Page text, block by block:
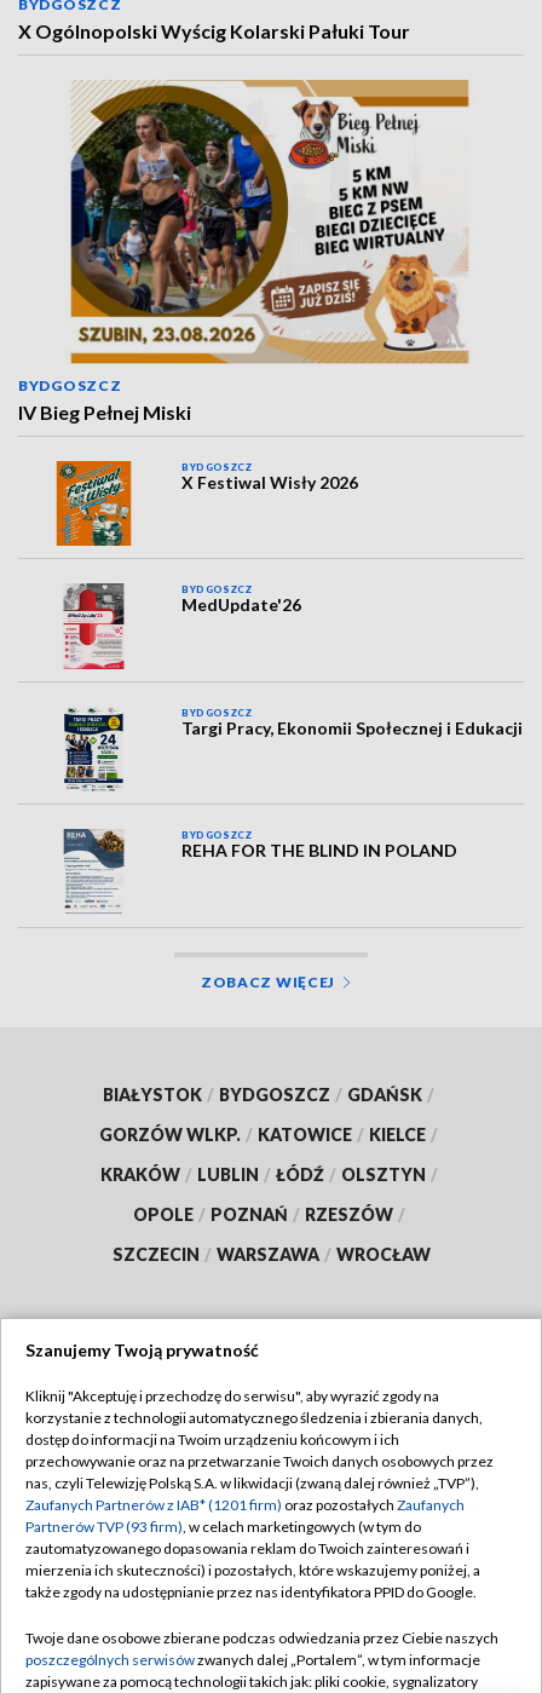
BYDGOSZCZ
X Ogólnopolski Wyścig Kolarski Pałuki Tour
BYDGOSZCZ
IV Bieg Pełnej Miski
BYDGOSZCZ
X Festiwal Wisły 2026
BYDGOSZCZ
MedUpdate'26
BYDGOSZCZ
Targi Pracy, Ekonomii Społecznej i Edukacji
BYDGOSZCZ
REHA FOR THE BLIND IN POLAND
ZOBACZ WIĘCEJ
BIAŁYSTOK / BYDGOSZCZ / GDAŃSK /
GORZÓW WLKP. / KATOWICE / KIELCE /
KRAKÓW / LUBLIN / ŁÓDŹ / OLSZTYN /
OPOLE / POZNAŃ / RZESZÓW /
SZCZECIN / WARSZAWA / WROCŁAW
TVP
Abonament TVP
Emisja w TVP
Centrum informacji TVP
Naziemna Telewizja Cyfrowa
Rada Programowa
Regulamin TVP
Polityka prywatności
Moje zgody
Pomoc
Kontakt
Szanujemy Twoją prywatność
Kliknij "Akceptuję i przechodzę do serwisu", aby wyrazić zgody na
korzystanie z technologii automatycznego śledzenia i zbierania danych,
dostęp do informacji na Twoim urządzeniu końcowym i ich
przechowywanie oraz na przetwarzanie Twoich danych osobowych przez
nas, czyli Telewizję Polską S.A. w likwidacji (zwaną dalej również „TVP”),
Zaufanych Partnerów z IAB* (1201 firm) oraz pozostałych Zaufanych
Partnerów TVP (93 firm), w celach marketingowych (w tym do
zautomatyzowanego dopasowania reklam do Twoich zainteresowań i
mierzenia ich skuteczności) i pozostałych, które wskazujemy poniżej, a
także zgody na udostępnianie przez nas identyfikatora PPID do Google.
Twoje dane osobowe zbierane podczas odwiedzania przez Ciebie naszych
poszczególnych serwisówzwanych dalej „Portalem”, w tym informacje
zapisywane za pomocą technologii takich jak: pliki cookie, sygnalizatory